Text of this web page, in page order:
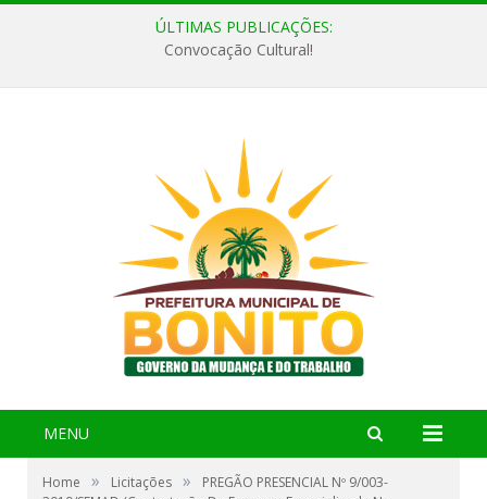
ÚLTIMAS PUBLICAÇÕES:
Convocação Cultural!
MENU
Home » Licitações »
PREGÃO PRESENCIAL Nº 9/003-